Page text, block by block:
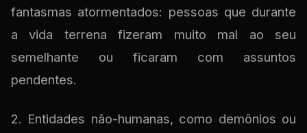
fantasmas atormentados: pessoas que durante
a vida terrena fizeram muito mal ao seu
semelhante ou ficaram com assuntos
pendentes.
2. Entidades não-humanas, como demônios ou